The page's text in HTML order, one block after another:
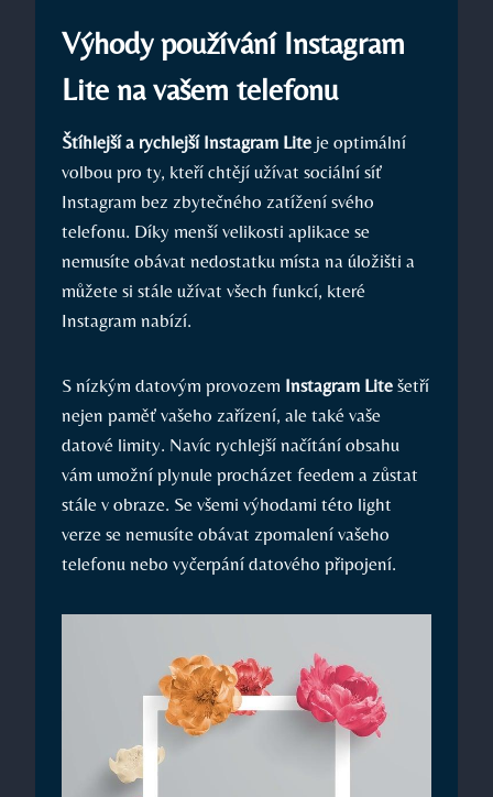
Výhody používání Instagram
Lite na vašem telefonu
Štíhlejší a rychlejší Instagram Lite je optimální
volbou pro ty, kteří chtějí užívat sociální síť
Instagram bez zbytečného zatížení svého
telefonu. Díky menší velikosti aplikace se
nemusíte obávat nedostatku místa na úložišti a
můžete si stále užívat všech funkcí, které
Instagram nabízí.
S nízkým datovým provozem Instagram Lite šetří
nejen paměť vašeho zařízení, ale také vaše
datové limity. Navíc rychlejší načítání obsahu
vám umožní plynule procházet feedem a zůstat
stále v obraze. Se všemi výhodami této light
verze se nemusíte obávat zpomalení vašeho
telefonu nebo vyčerpání datového připojení.